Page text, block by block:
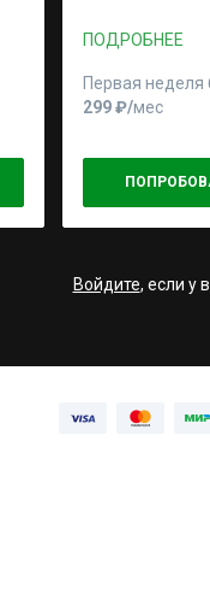
ПОДРОБНЕЕ
Первая неделя
299 ₽⁠/⁠мес
Войдите, если у